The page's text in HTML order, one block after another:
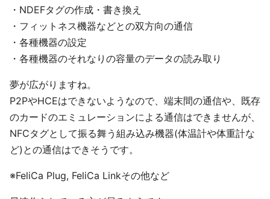
・NDEFタグの作成・書き換え
・フィットネス機器などとの双方向の通信
・各種機器の設定
・各種機器のそれなりの容量のデータの読み取り
夢が広がりますね。
P2PやHCEはできないようなので、端末間の通信や、既存
のカードのエミュレーションによる通信はできませんが、
NFCタグとして振る舞う組み込み機器(体温計や体重計な
ど)との通信はできそうです。
※FeliCa Plug, FeliCa Linkその他など